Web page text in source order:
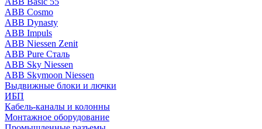
ABB Cosmo
ABB Dynasty
ABB Impuls
ABB Niessen Zenit
ABB Pure Сталь
ABB Sky Niessen
ABB Skymoon Niessen
Выдвижные блоки и лючки
ИБП
Кабель-каналы и колонны
Монтажное оборудование